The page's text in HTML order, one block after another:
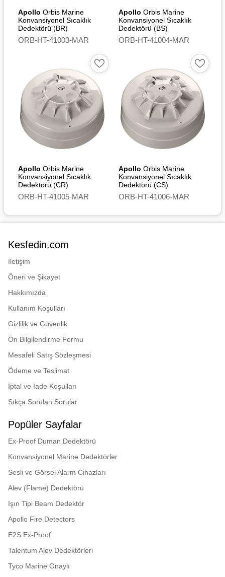
Apollo Orbis Marine
Konvansiyonel Sıcaklık
Dedektörü (BR)
ORB-HT-41003-MAR
Apollo Orbis Marine
Konvansiyonel Sıcaklık
Dedektörü (BS)
ORB-HT-41004-MAR
Apollo Orbis Marine
Konvansiyonel Sıcaklık
Dedektörü (CR)
ORB-HT-41005-MAR
Apollo Orbis Marine
Konvansiyonel Sıcaklık
Dedektörü (CS)
ORB-HT-41006-MAR
Kesfedin.com
İletişim
Öneri ve Şikayet
Hakkımızda
Kullanım Koşulları
Gizlilik ve Güvenlik
Ön Bilgilendirme Formu
Mesafeli Satış Sözleşmesi
Ödeme ve Teslimat
İptal ve İade Koşulları
Sıkça Sorulan Sorular
Popüler Sayfalar
Ex-Proof Duman Dedektörü
Konvansiyonel Marine Dedektörler
Sesli ve Görsel Alarm Cihazları
Alev (Flame) Dedektörü
Işın Tipi Beam Dedektör
Apollo Fire Detectors
E2S Ex-Proof
Talentum Alev Dedektörleri
Tyco Marine Onaylı